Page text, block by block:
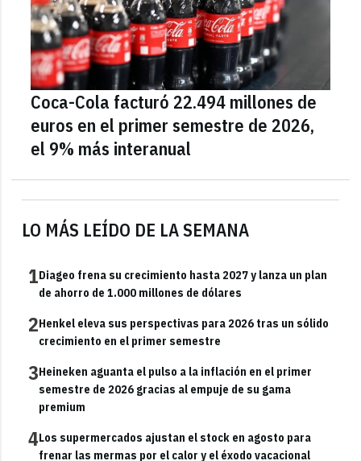
LO MÁS LEÍDO DE LA SEMANA
1Diageo frena su crecimiento hasta 2027 y lanza un plan
de ahorro de 1.000 millones de dólares
2Henkel eleva sus perspectivas para 2026 tras un sólido
crecimiento en el primer semestre
3Heineken aguanta el pulso a la inflación en el primer
semestre de 2026 gracias al empuje de su gama
premium
4Los supermercados ajustan el stock en agosto para
frenar las mermas por el calor y el éxodo vacacional
Coca-Cola facturó 22.494 millones de
euros en el primer semestre de 2026,
el 9% más interanual